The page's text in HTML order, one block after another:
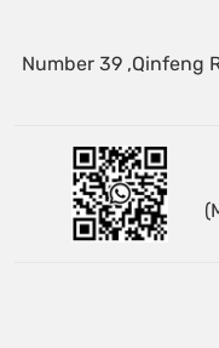
Number 39 ,Qinfeng